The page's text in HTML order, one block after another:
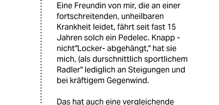
Eine Freundin von mir, die an einer
fortschreitenden, unheilbaren
Krankheit leidet, fährt seit fast 15
Jahren solch ein Pedelec. Knapp -
nicht"Locker- abgehängt," hat sie
mich, (als durschnittlich sportlichem
Radler" lediglich an Steigungen und
bei kräftigem Gegenwind.
Das hat auch eine vergleichende